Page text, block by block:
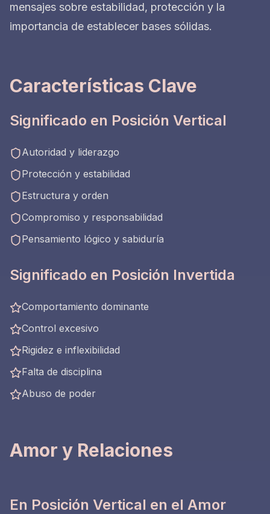
mensajes sobre estabilidad, protección y la
importancia de establecer bases sólidas.
Características Clave
Significado en Posición Vertical
Autoridad y liderazgo
Protección y estabilidad
Estructura y orden
Compromiso y responsabilidad
Pensamiento lógico y sabiduría
Significado en Posición Invertida
Comportamiento dominante
Control excesivo
Rigidez e inflexibilidad
Falta de disciplina
Abuso de poder
Amor y Relaciones
En Posición Vertical en el Amor